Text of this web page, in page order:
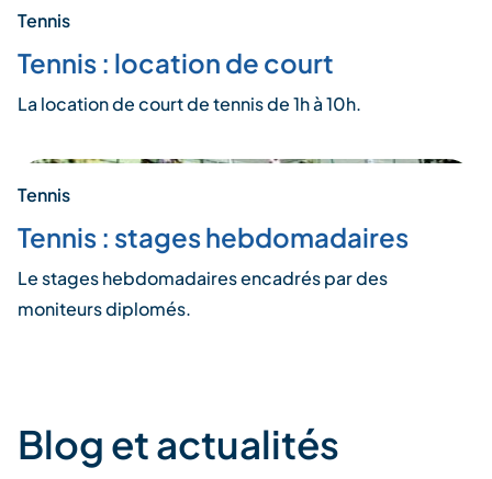
Tennis
Tennis : location de court
La location de court de tennis de 1h à 10h.
Tennis
Tennis : stages hebdomadaires
Le stages hebdomadaires encadrés par des
moniteurs diplomés.
Blog et actualités